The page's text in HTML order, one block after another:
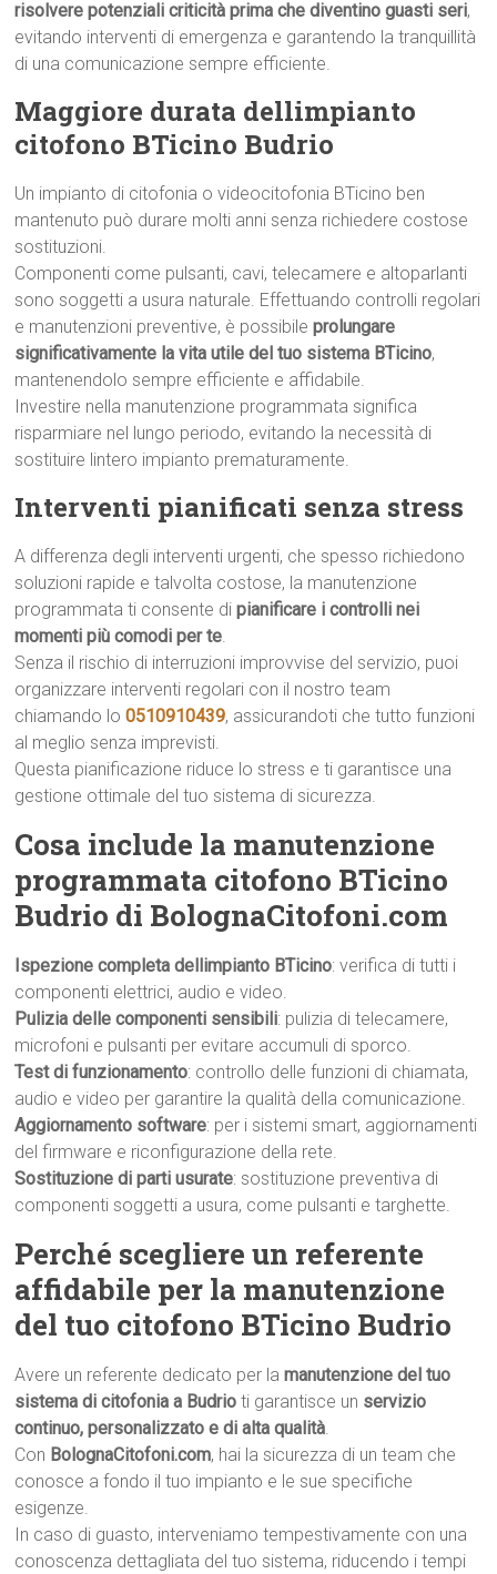
risolvere potenziali criticità prima che diventino guasti seri,
evitando interventi di emergenza e garantendo la tranquillità
di una comunicazione sempre efficiente.
Maggiore durata dellimpianto
citofono BTicino Budrio
Un impianto di citofonia o videocitofonia BTicino ben
mantenuto può durare molti anni senza richiedere costose
sostituzioni.
Componenti come pulsanti, cavi, telecamere e altoparlanti
sono soggetti a usura naturale. Effettuando controlli regolari
e manutenzioni preventive, è possibileprolungare
significativamente la vita utile del tuo sistema BTicino,
mantenendolo sempre efficiente e affidabile.
Investire nella manutenzione programmata significa
risparmiare nel lungo periodo, evitando la necessità di
sostituire lintero impianto prematuramente.
Interventi pianificati senza stress
A differenza degli interventi urgenti, che spesso richiedono
soluzioni rapide e talvolta costose, la manutenzione
programmata ti consente dipianificare i controlli nei
momenti più comodi per te.
Senza il rischio di interruzioni improvvise del servizio, puoi
organizzare interventi regolari con il nostro team
chiamando lo0510910439, assicurandoti che tutto funzioni
al meglio senza imprevisti.
Questa pianificazione riduce lo stress e ti garantisce una
gestione ottimale del tuo sistema di sicurezza.
Cosa include la manutenzione
programmata citofono BTicino
Budrio di BolognaCitofoni.com
Ispezione completa dellimpianto BTicino: verifica di tutti i
componenti elettrici, audio e video.
Pulizia delle componenti sensibili: pulizia di telecamere,
microfoni e pulsanti per evitare accumuli di sporco.
Test di funzionamento: controllo delle funzioni di chiamata,
audio e video per garantire la qualità della comunicazione.
Aggiornamento software: per i sistemi smart, aggiornamenti
del firmware e riconfigurazione della rete.
Sostituzione di parti usurate: sostituzione preventiva di
componenti soggetti a usura, come pulsanti e targhette.
Perché scegliere un referente
affidabile per la manutenzione
del tuo citofono BTicino Budrio
Avere un referente dedicato per lamanutenzione del tuo
sistema di citofonia a Budrio ti garantisce un servizio
continuo, personalizzato e di alta qualità.
Con BolognaCitofoni.com, hai la sicurezza di un team che
conosce a fondo il tuo impianto e le sue specifiche
esigenze.
In caso di guasto, interveniamo tempestivamente con una
conoscenza dettagliata del tuo sistema, riducendo i tempi